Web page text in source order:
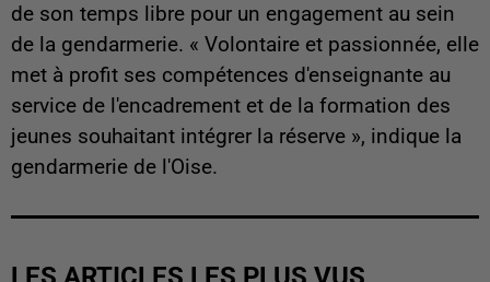
de son temps libre pour un engagement au sein
de la gendarmerie. « Volontaire et passionnée, elle
met à profit ses compétences d'enseignante au
service de l'encadrement et de la formation des
jeunes souhaitant intégrer la réserve », indique la
gendarmerie de l'Oise.